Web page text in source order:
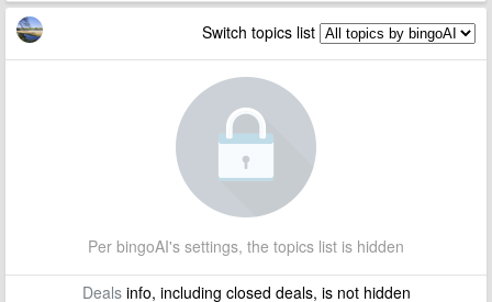
Switch topics list
Per bingoAI's settings, the topics list is hidden
Dealsinfo, including closed deals, is not hidden